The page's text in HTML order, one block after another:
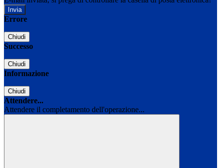
Errore
Chiudi
Successo
Chiudi
Informazione
Chiudi
Attendere...
Attendere il completamento dell'operazione...